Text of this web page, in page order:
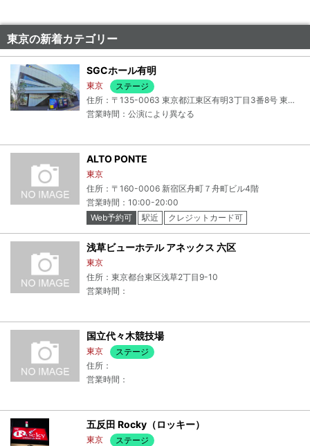
東京の新着カテゴリー
SGCホール有明
東京
ステージ
住所：〒135-0063 東京都江東区有明3丁目3番8号 東京ドリームパーク1階
営業時間：公演により異なる
ALTO PONTE
東京
住所：〒160-0006 新宿区舟町７舟町ビル4階
営業時間：10:00-20:00
Web予約可
駅近
クレジットカード可
電子マネー可
浅草ビューホテル アネックス 六区
東京
住所：東京都台東区浅草2丁目9-10
営業時間：
国立代々木競技場
東京
ステージ
住所：
営業時間：
五反田 Rocky（ロッキー）
東京
ステージ